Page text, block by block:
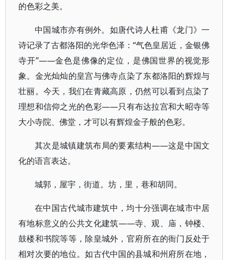
的色彩之美。
中国城市亦有例外。如唐代诗人杜甫《龙门》一
诗记录了古都洛阳的光华色泽：“气色皇居近，金银佛
寺开”——金色是佛像的定位，是佛国世界的视觉形
象。金光灿灿的皇宫与佛寺点染了东都洛阳的辉煌与
壮丽。今天，我们在青藏高原，仍然可以看到点染了
理想和信仰之光的色彩——只有布达拉宫和大昭寺等
大小寺院、佛堂，才可以有辉煌金子般的色彩。
其次是城镇建筑布局的要素结构——这是中国文
化的语言表达。
城郭，屋宇，街道。坊，里，巷和胡同。
在中国古代城市建筑中，均十分强调在城市中居
有地标意义的公共文化建筑——寺、观、庙，钟楼、
鼓楼和书院等等，除皇城外，官府所在的衙门反处于
相对次要的地位。如古代中国的县城和州府所在地，